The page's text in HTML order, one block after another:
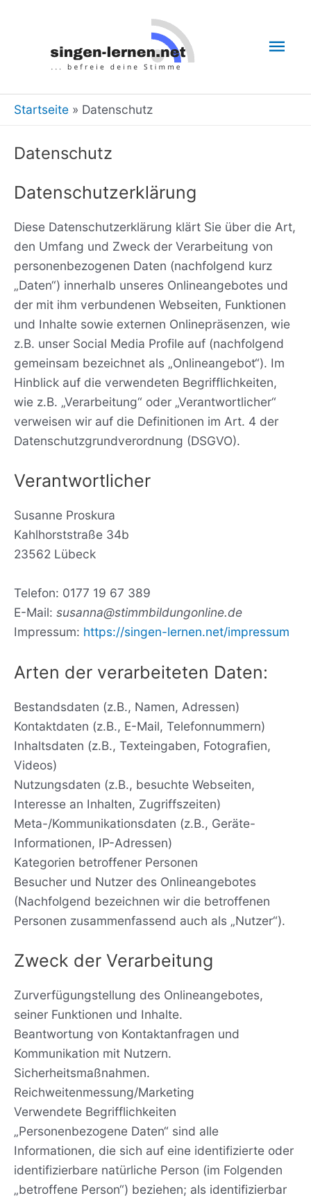
Startseite Datenschutz
Datenschutz
Datenschutzerklärung
Diese Datenschutzerklärung klärt Sie über die Art,
den Umfang und Zweck der Verarbeitung von
personenbezogenen Daten (nachfolgend kurz
„Daten“) innerhalb unseres Onlineangebotes und
der mit ihm verbundenen Webseiten, Funktionen
und Inhalte sowie externen Onlinepräsenzen, wie
z.B. unser Social Media Profile auf (nachfolgend
gemeinsam bezeichnet als „Onlineangebot“). Im
Hinblick auf die verwendeten Begrifflichkeiten,
wie z.B. „Verarbeitung“ oder „Verantwortlicher“
verweisen wir auf die Definitionen im Art. 4 der
Datenschutzgrundverordnung (DSGVO).
Verantwortlicher
Susanne Proskura
Kahlhorststraße 34b
23562 Lübeck
Telefon: 0177 19 67 389
E-Mail: susanna@stimmbildungonline.de
Impressum: https://singen-lernen.net/impressum
Arten der verarbeiteten Daten:
Bestandsdaten (z.B., Namen, Adressen)
Kontaktdaten (z.B., E-Mail, Telefonnummern)
Inhaltsdaten (z.B., Texteingaben, Fotografien,
Videos)
Nutzungsdaten (z.B., besuchte Webseiten,
Interesse an Inhalten, Zugriffszeiten)
Meta-/Kommunikationsdaten (z.B., Geräte-
Informationen, IP-Adressen)
Kategorien betroffener Personen
Besucher und Nutzer des Onlineangebotes
(Nachfolgend bezeichnen wir die betroffenen
Personen zusammenfassend auch als „Nutzer“).
Zweck der Verarbeitung
Zurverfügungstellung des Onlineangebotes,
seiner Funktionen und Inhalte.
Beantwortung von Kontaktanfragen und
Kommunikation mit Nutzern.
Sicherheitsmaßnahmen.
Reichweitenmessung/Marketing
Verwendete Begrifflichkeiten
„Personenbezogene Daten“ sind alle
Informationen, die sich auf eine identifizierte oder
identifizierbare natürliche Person (im Folgenden
„betroffene Person“) beziehen; als identifizierbar